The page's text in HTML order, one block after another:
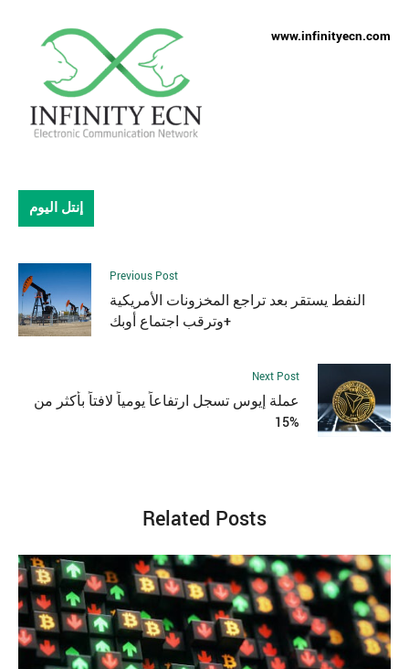
www.infinityecn.com
إنتل اليوم
Previous Post
النفط يستقر بعد تراجع المخزونات الأمريكية
وترقب اجتماع أوبك+
Next Post
عملة إيوس تسجل ارتفاعاً يومياً لافتاً بأكثر من
15%
Related Posts